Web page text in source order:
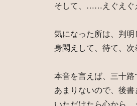
そして、……えぐえぐ
気になった所は、判
身悶えして、待て、次
本音を言えば、三十
あまりないので、後
いただけたら心から